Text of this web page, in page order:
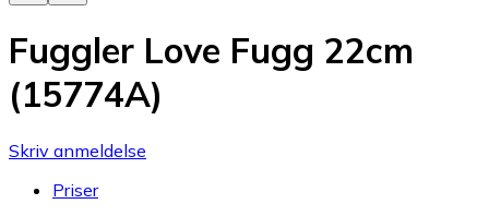
Fuggler Love Fugg 22cm
(15774A)
Skriv anmeldelse
Priser